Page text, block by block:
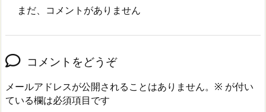
まだ、コメントがありません
コメントをどうぞ
メールアドレスが公開されることはありません。 ※ が付い
ている欄は必須項目です